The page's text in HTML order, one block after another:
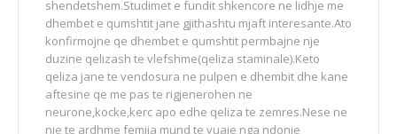
shendetshem.Studimet e fundit shkencore ne lidhje me
dhembet e qumshtit jane gjithashtu mjaft interesante.Ato
konfirmojne qe dhembet e qumshtit permbajne nje
duzine qelizash te vlefshme(qeliza staminale).Keto
qeliza jane te vendosura ne pulpen e dhembit dhe kane
aftesine qe me pas te rigjenerohen ne
neurone,kocke,kerc apo edhe qeliza te zemres.Nese ne
nje te ardhme femija mund te vuaje nga ndonje